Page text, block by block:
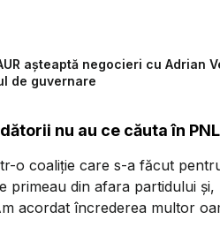
așteaptă negocieri cu Adrian
de guvernare
nu au ce căuta în PNL
o coaliție care s-a făcut
primeau din afara partidului
acordat încrederea multor